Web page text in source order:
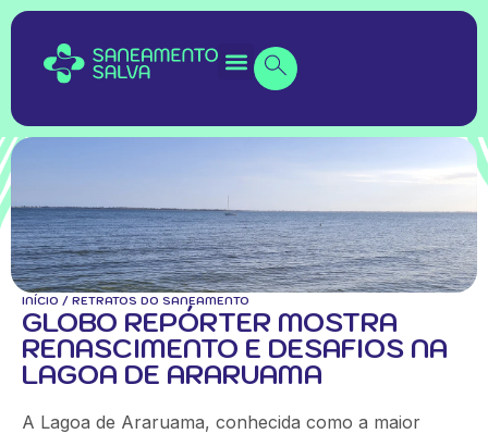
INÍCIO / RETRATOS DO SANEAMENTO
GLOBO REPÓRTER MOSTRA
RENASCIMENTO E DESAFIOS NA
LAGOA DE ARARUAMA
A Lagoa de Araruama, conhecida como a maior